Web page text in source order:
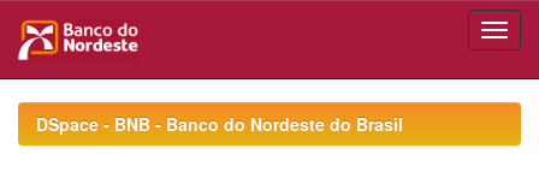
navigationDSpace - BNB - Banco do Nordeste do Brasil